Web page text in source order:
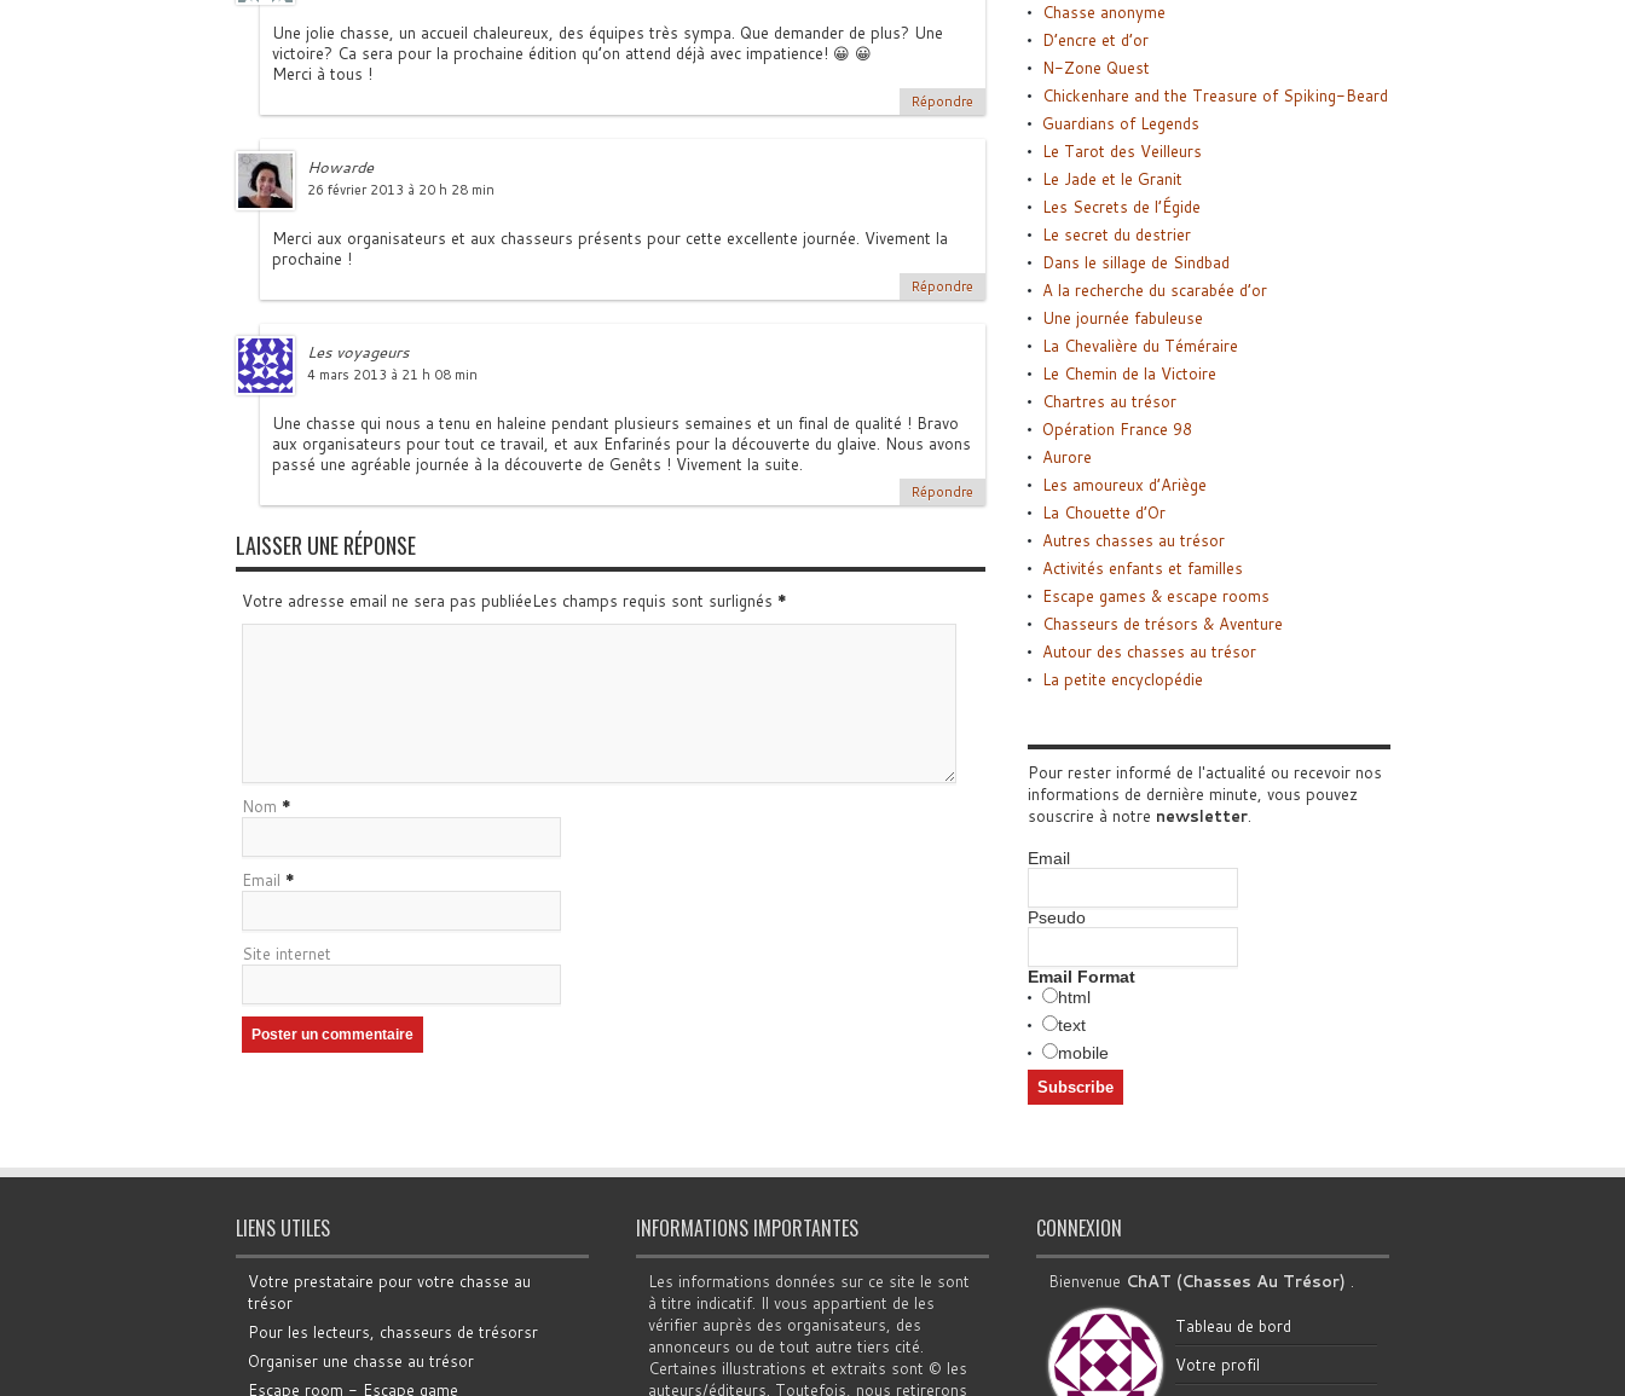
Une jolie chasse, un accueil chaleureux, des équipes très sympa. Que demander de plus? Une
victoire? Ca sera pour la prochaine édition qu’on attend déjà avec impatience! 😀 😀
Merci à tous !
Répondre
Howarde
26 février 2013 à 20 h 28 min
Merci aux organisateurs et aux chasseurs présents pour cette excellente journée. Vivement la
prochaine !
Répondre
Les voyageurs
4 mars 2013 à 21 h 08 min
Une chasse qui nous a tenu en haleine pendant plusieurs semaines et un final de qualité ! Bravo
aux organisateurs pour tout ce travail, et aux Enfarinés pour la découverte du glaive. Nous avons
passé une agréable journée à la découverte de Genêts ! Vivement la suite.
Répondre
LAISSER UNE RÉPONSE
Votre adresse email ne sera pas publiéeLes champs requis sont surlignés *
Nom *
Email *
Site internet
Chasse anonyme
D’encre et d’or
N-Zone Quest
Chickenhare and the Treasure of Spiking-Beard
Guardians of Legends
Le Tarot des Veilleurs
Le Jade et le Granit
Les Secrets de l’Égide
Le secret du destrier
Dans le sillage de Sindbad
A la recherche du scarabée d’or
Une journée fabuleuse
La Chevalière du Téméraire
Le Chemin de la Victoire
Chartres au trésor
Opération France 98
Aurore
Les amoureux d’Ariège
La Chouette d’Or
Autres chasses au trésor
Activités enfants et familles
Escape games & escape rooms
Chasseurs de trésors & Aventure
Autour des chasses au trésor
La petite encyclopédie
Pour rester informé de l'actualité ou recevoir nos
informations de dernière minute, vous pouvez
souscrire à notre newsletter.
Email
Pseudo
Email Format
html
text
mobile
LIENS UTILES
Votre prestataire pour votre chasse au
trésor
Pour les lecteurs, chasseurs de trésorsr
Organiser une chasse au trésor
Escape room - Escape game
INFORMATIONS IMPORTANTES
Les informations données sur ce site le sont
à titre indicatif. Il vous appartient de les
vérifier auprès des organisateurs, des
annonceurs ou de tout autre tiers cité.
Certaines illustrations et extraits sont © les
auteurs/éditeurs. Toutefois, nous retirerons
CONNEXION
Bienvenue ChAT (Chasses Au Trésor) .
Tableau de bord
Votre profil